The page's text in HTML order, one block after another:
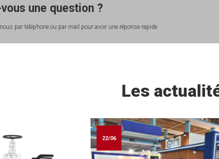
une question ?
par téléphone ou par mail pour avoir une réponse rapide
Les
22/06